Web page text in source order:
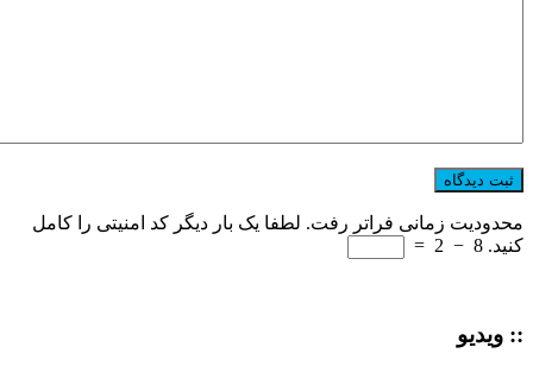
محدودیت زمانی فراتر رفت. لطفا یک بار دیگر کد امنیتی را کامل
کنید. 8
−
2
=
:: ویدیو